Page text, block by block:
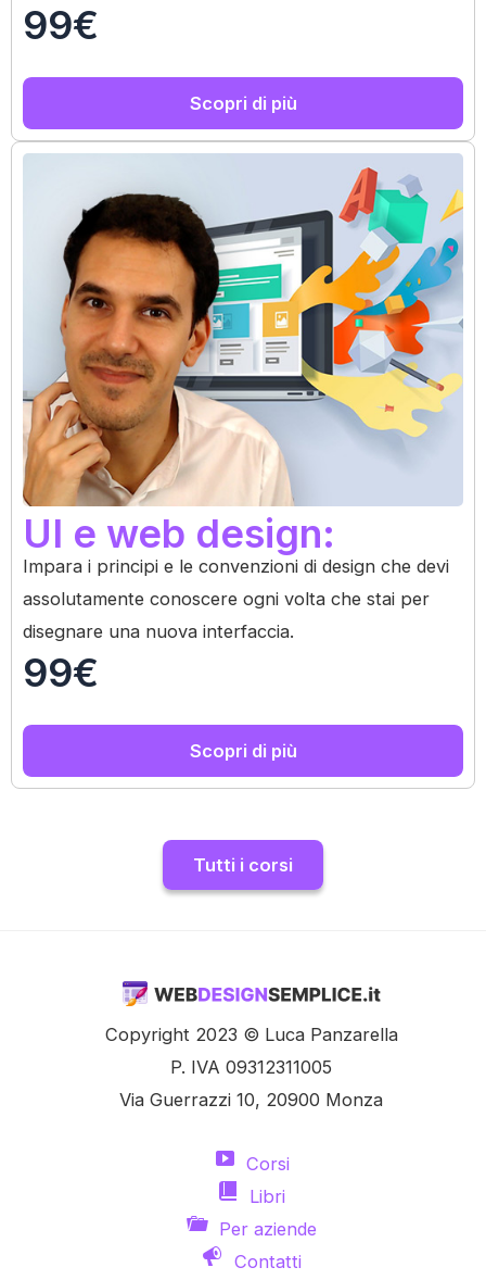
99€
Scopri di più
UI e web design:
Impara i principi e le convenzioni di design che devi
assolutamente conoscere ogni volta che stai per
disegnare una nuova interfaccia.
99€
Scopri di più
Tutti i corsi
Copyright 2023 © Luca Panzarella
P. IVA 09312311005
Via Guerrazzi 10, 20900 Monza
Corsi
Libri
Per aziende
Contatti